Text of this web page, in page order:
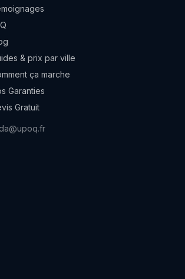
& prix par ville
ça marche
Garanties
Gratuit